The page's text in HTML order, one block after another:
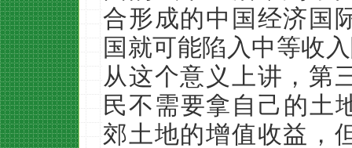
合形成的中国经济国
国就可能陷入中等收
从这个意义上讲，第
民不需要拿自己的土
郊土地的增值收益，